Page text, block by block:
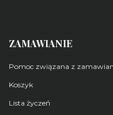
ZAMAWIANIE
Pomoc związana z
Koszyk
Lista życzeń